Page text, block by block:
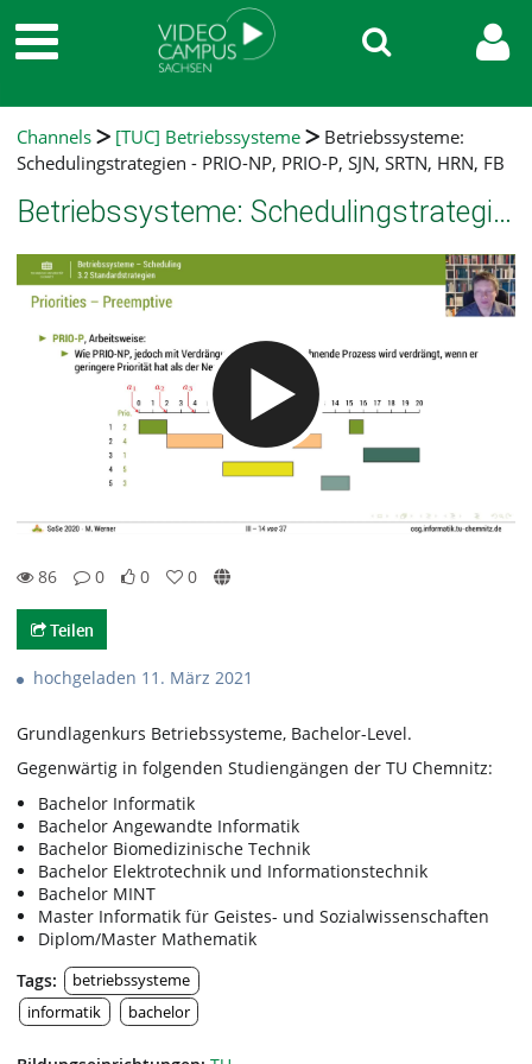
Channels [TUC] Betriebssysteme
Betriebssysteme:
Schedulingstrategien - PRIO-NP, PRIO-P, SJN, SRTN, HRN, FB
Betriebssysteme: Schedulingstrategien - PRIO-NP, PRIO-P, SJN, SRTN, HRN, FB
86
0
0
0
Teilen
hochgeladen 11. März 2021
Grundlagenkurs Betriebssysteme, Bachelor-Level.
Gegenwärtig in folgenden Studiengängen der TU Chemnitz:
Bachelor Informatik
Bachelor Angewandte Informatik
Bachelor Biomedizinische Technik
Bachelor Elektrotechnik und Informationstechnik
Bachelor MINT
Master Informatik für Geistes- und Sozialwissenschaften
Diplom/Master Mathematik
Tags:
betriebssysteme
informatik
bachelor